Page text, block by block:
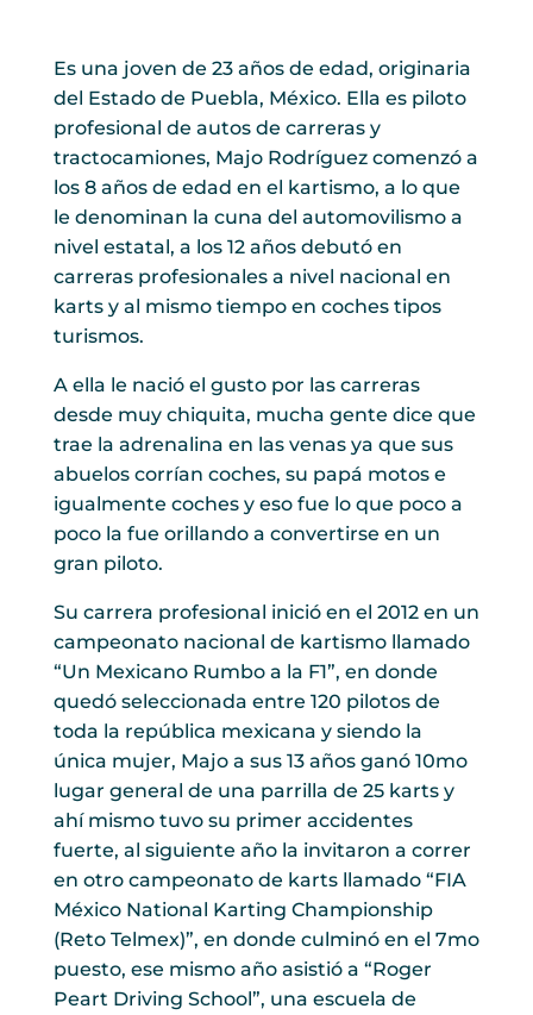
Es una joven de 23 años de edad, originaria
del Estado de Puebla, México. Ella es piloto
profesional de autos de carreras y
tractocamiones, Majo Rodríguez comenzó a
los 8 años de edad en el kartismo, a lo que
le denominan la cuna del automovilismo a
nivel estatal, a los 12 años debutó en
carreras profesionales a nivel nacional en
karts y al mismo tiempo en coches tipos
turismos.
A ella le nació el gusto por las carreras
desde muy chiquita, mucha gente dice que
trae la adrenalina en las venas ya que sus
abuelos corrían coches, su papá motos e
igualmente coches y eso fue lo que poco a
poco la fue orillando a convertirse en un
gran piloto.
Su carrera profesional inició en el 2012 en un
campeonato nacional de kartismo llamado
“Un Mexicano Rumbo a la F1”, en donde
quedó seleccionada entre 120 pilotos de
toda la república mexicana y siendo la
única mujer, Majo a sus 13 años ganó 10mo
lugar general de una parrilla de 25 karts y
ahí mismo tuvo su primer accidentes
fuerte, al siguiente año la invitaron a correr
en otro campeonato de karts llamado “FIA
México National Karting Championship
(Reto Telmex)”, en donde culminó en el 7mo
puesto, ese mismo año asistió a “Roger
Peart Driving School”, una escuela de